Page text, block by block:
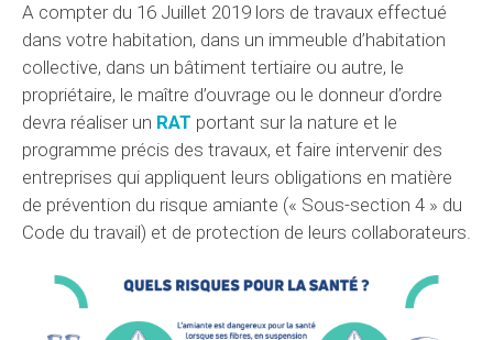
A compter du 16 Juillet 2019 lors de travaux effectué
dans votre habitation, dans un immeuble d’habitation
collective, dans un bâtiment tertiaire ou autre, le
propriétaire, le maître d’ouvrage ou le donneur d’ordre
devra réaliser un RAT portant sur la nature et le
programme précis des travaux, et faire intervenir des
entreprises qui appliquent leurs obligations en matière
de prévention du risque amiante (« Sous-section 4 » du
Code du travail) et de protection de leurs collaborateurs.